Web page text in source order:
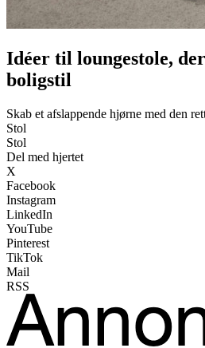
Idéer til loungestole,
boligstil
Skab et afslappende hjørne med den
Stol
Stol
Del med hjertet
X
Facebook
Instagram
LinkedIn
YouTube
Pinterest
TikTok
Mail
RSS